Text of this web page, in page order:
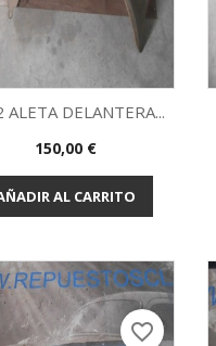
Vista rápida
ALETA DELANTERA...
Precio
150,00 €
AL CARRITO
favorite_border